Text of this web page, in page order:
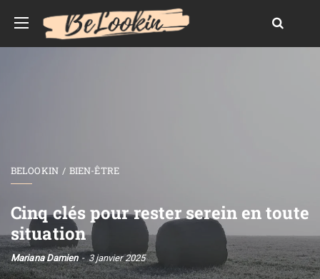
BELOOKIN BIEN-ÊTRE
Cinq clés pour rester serein en toute
situation
Mariana Damien 3 janvier 2025